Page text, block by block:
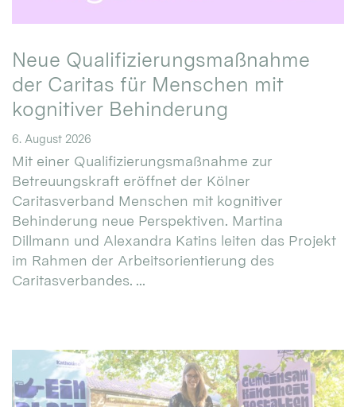
Neue Qualifizierungsmaßnahme
der Caritas für Menschen mit
kognitiver Behinderung
6. August 2026
Mit einer Qualifizierungsmaßnahme zur
Betreuungskraft eröffnet der Kölner
Caritasverband Menschen mit kognitiver
Behinderung neue Perspektiven. Martina
Dillmann und Alexandra Katins leiten das Projekt
im Rahmen der Arbeitsorientierung des
Caritasverbandes. ...